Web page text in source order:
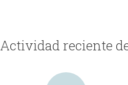
Actividad reciente de